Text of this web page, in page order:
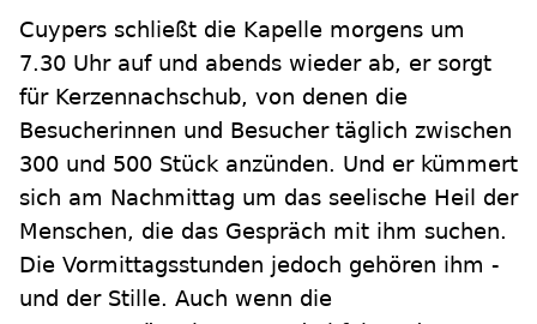
Cuypers schließt die Kapelle morgens um
7.30 Uhr auf und abends wieder ab, er sorgt
für Kerzennachschub, von denen die
Besucherinnen und Besucher täglich zwischen
300 und 500 Stück anzünden. Und er kümmert
sich am Nachmittag um das seelische Heil der
Menschen, die das Gespräch mit ihm suchen.
Die Vormittagsstunden jedoch gehören ihm -
und der Stille. Auch wenn die